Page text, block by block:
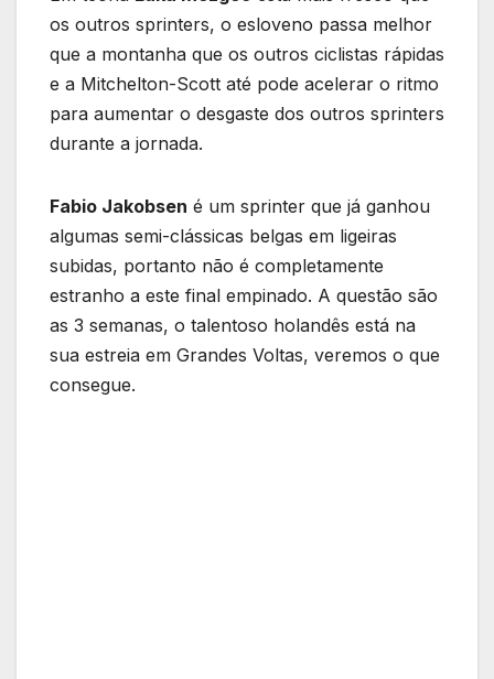
os outros sprinters, o esloveno passa melhor
que a montanha que os outros ciclistas rápidas
e a Mitchelton-Scott até pode acelerar o ritmo
para aumentar o desgaste dos outros sprinters
durante a jornada.
Fabio Jakobsen é um sprinter que já ganhou
algumas semi-clássicas belgas em ligeiras
subidas, portanto não é completamente
estranho a este final empinado. A questão são
as 3 semanas, o talentoso holandês está na
sua estreia em Grandes Voltas, veremos o que
consegue.